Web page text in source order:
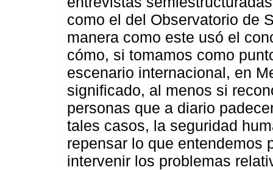
como el del Observatorio de
manera como este usó el
cómo, si tomamos como
escenario internacional, en
significado, al menos si
personas que a diario
tales casos, la seguridad
repensar lo que entendemos
intervenir los problemas